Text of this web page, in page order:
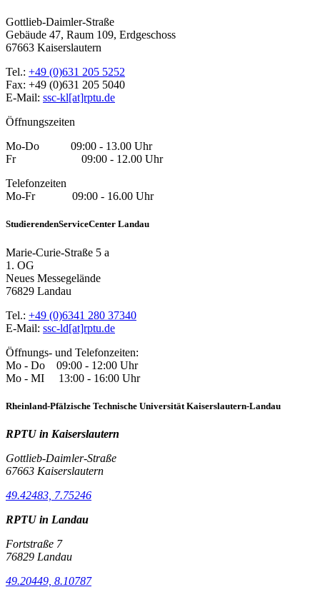
Gottlieb-Daimler-Straße
Gebäude 47, Raum 109, Erdgeschoss
67663 Kaiserslautern
Tel.: +49 (0)631 205 5252
Fax: +49 (0)631 205 5040
E-Mail: ssc-kl[at]rptu.de
Öffnungszeiten
Mo-Do 09:00 - 13.00 Uhr
Fr 09:00 - 12.00 Uhr
Telefonzeiten
Mo-Fr 09:00 - 16.00 Uhr
StudierendenServiceCenter Landau
Marie-Curie-Straße 5 a
1. OG
Neues Messegelände
76829 Landau
Tel.: +49 (0)6341 280 37340
E-Mail: ssc-ld[at]rptu.de
Öffnungs- und Telefonzeiten:
Mo - Do 09:00 - 12:00 Uhr
Mo - MI 13:00 - 16:00 Uhr
Rheinland-Pfälzische Technische Universität Kaiserslautern-Landau
RPTU in Kaiserslautern
Gottlieb-Daimler-Straße
67663 Kaiserslautern
49.42483, 7.75246
RPTU in Landau
Fortstraße 7
76829 Landau
49.20449, 8.10787